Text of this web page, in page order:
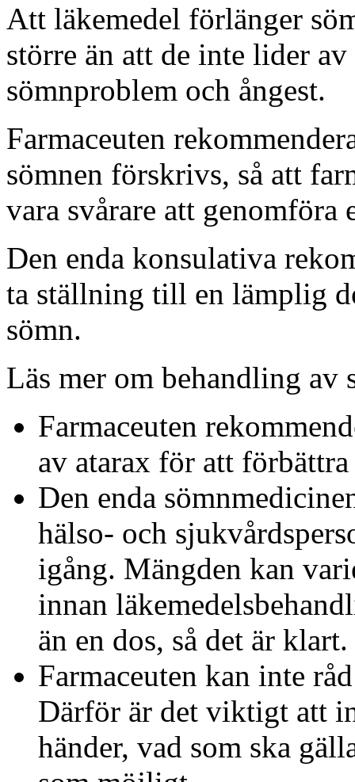
Att läkemedel förlänger
större än att de inte lider
sömnproblem och ångest.
Farmaceuten
sömnen förskrivs, så att
vara svårare att genomföra
Den enda konsulativa
ta ställning till en lämplig
sömn.
Läs mer om behandling av
Farmaceuten
av atarax för att
Den enda
hälso- och
igång. Mängden kan
innan
än en dos, så det är klart.
Farmaceuten kan inte
Därför är det viktigt att
händer, vad som ska